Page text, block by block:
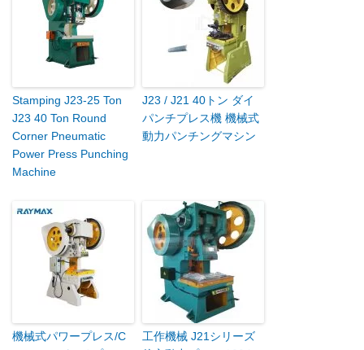
Stamping J23-25 Ton
J23 40 Ton Round
Corner Pneumatic
Power Press Punching
Machine
J23 / J21 40トン ダイ
パンチプレス機 機械式
動力パンチングマシン
機械式パワープレス/C
工作機械 J21シリーズ